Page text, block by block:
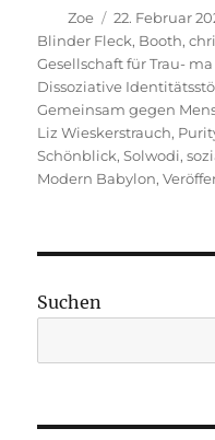
Autor
Zoe
Veröffentlicht
am
22. Februar
Blinder Fleck, Booth,
Gesellschaft für Trau-
Dissoziative
Gemeinsam gegen
Liz Wieskerstrauch,
Schönblick,Solwodi,
Modern Babylon,
Suchen